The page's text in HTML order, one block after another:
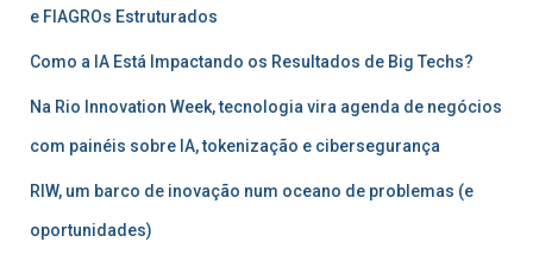
e FIAGROs Estruturados
Como a IA Está Impactando os Resultados de Big Techs?
Na Rio Innovation Week, tecnologia vira agenda de negócios
com painéis sobre IA, tokenização e cibersegurança
RIW, um barco de inovação num oceano de problemas (e
oportunidades)